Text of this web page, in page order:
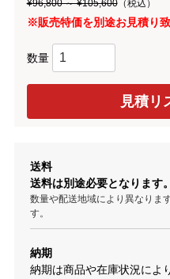
¥96,800 ～ ¥105,600（税込）
※販売特価を別途お見積り致
数量
送料
送料は別途必要となります。
数量や配送地域により異なりま
す。
納期
納期は商品や在庫状況によ